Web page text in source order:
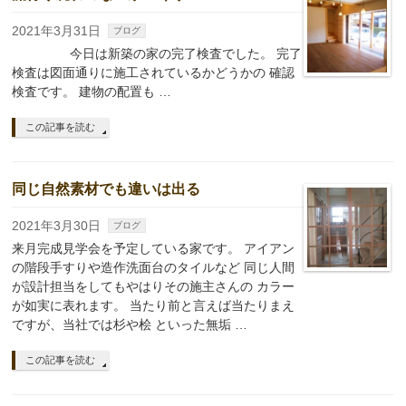
2021年3月31日 ブログ
今日は新築の家の完了検査でした。 完了
検査は図面通りに施工されているかどうかの 確認
検査です。 建物の配置も …
この記事を読む
同じ自然素材でも違いは出る
2021年3月30日 ブログ
来月完成見学会を予定している家です。 アイアン
の階段手すりや造作洗面台のタイルなど 同じ人間
が設計担当をしてもやはりその施主さんの カラー
が如実に表れます。 当たり前と言えば当たりまえ
ですが、当社では杉や桧 といった無垢 …
この記事を読む